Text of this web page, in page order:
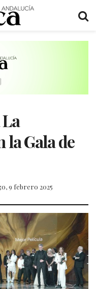
la Gala de
9 febrero 2025